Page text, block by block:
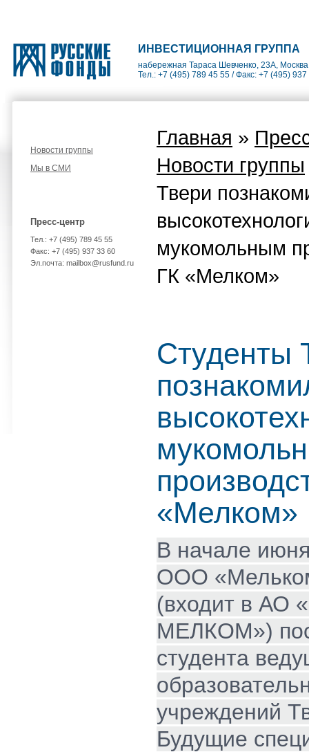
ИНВЕСТИЦИОННАЯ ГРУППА
набережная Тараса Шевченко, 23А,
Тел.: +7 (495) 789 45 55 / Факс: +7 (495)
Новости группы
Мы в СМИ
Пресс-центр
Тел.: +7 (495) 789 45 55
Факс: +7 (495) 937 33 60
Эл.почта: mailbox@rusfund.ru
Главная »
Новости группы
Твери
мукомольным
ГК «Мелком»
Студенты
«Мелком»
В начале
ООО
(входит в АО
МЕЛКОМ»)
студента
учреждений
Будущие